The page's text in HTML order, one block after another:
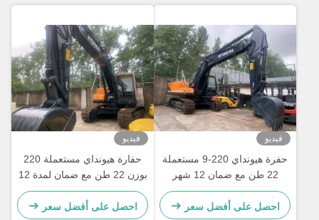
فيديو
حفرة هيونداي 220-9 مستعملة
22 طن مع ضمان 12 شهر
احصل على أفضل سعر
فيديو
حفارة هيونداي مستعملة 220
بوزن 22 طن مع ضمان لمدة 12
شهرًا
احصل على أفضل سعر